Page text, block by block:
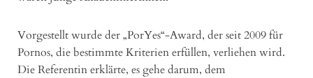
Vorgestellt wurde der „PorYes“-Award, der seit 2009 für
Pornos, die bestimmte Kriterien erfüllen, verliehen wird.
Die Referentin erklärte, es gehe darum, dem